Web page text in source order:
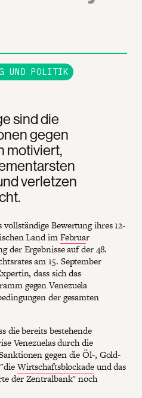
sind die
gegen
motiviert,
verletzen
Bewertung ihres 12-
Land imFebruar
der Ergebnisse auf der 48.
am 15. September
dass sich das
gegen Venezuela
der gesamten
die bereits bestehende
Venezuelas durch die
gegen die Öl-, Gold-
"dieWirtschaftsblockadeund das
der Zentralbank" noch
UND POLITIK